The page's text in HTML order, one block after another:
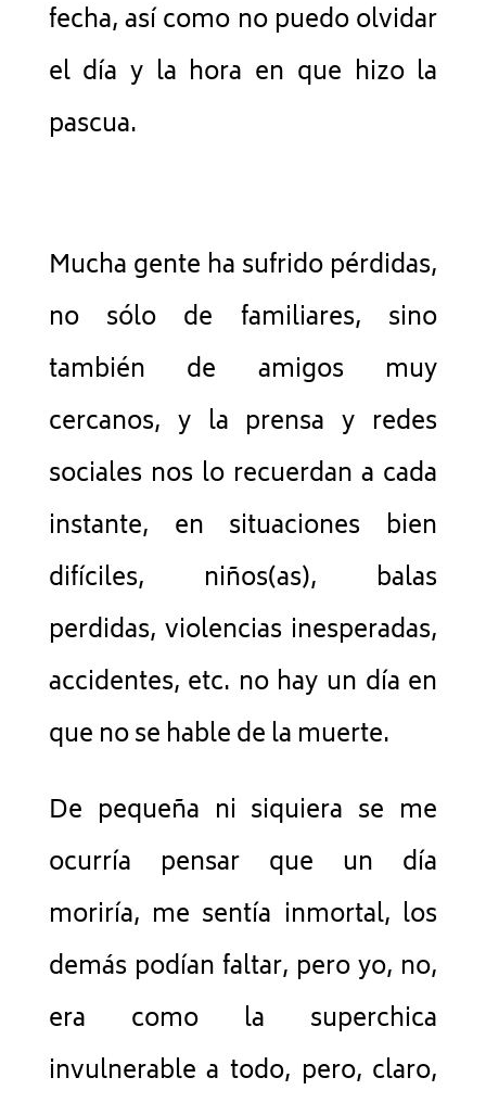
fecha, así como no puedo olvidar
el día y la hora en que hizo la
pascua.
Mucha gente ha sufrido pérdidas,
no sólo de familiares, sino
también de amigos muy
cercanos, y la prensa y redes
sociales nos lo recuerdan a cada
instante, en situaciones bien
difíciles, niños(as), balas
perdidas, violencias inesperadas,
accidentes, etc. no hay un día en
que no se hable de la muerte.
De pequeña ni siquiera se me
ocurría pensar que un día
moriría, me sentía inmortal, los
demás podían faltar, pero yo, no,
era como la superchica
invulnerable a todo, pero, claro,